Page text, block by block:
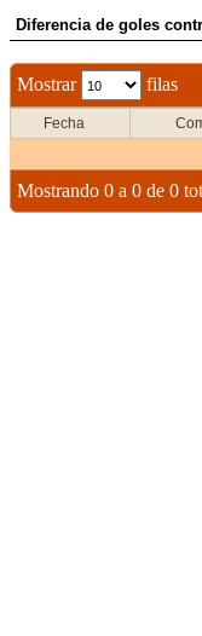
Diferencia de goles
Mostrar filas
Fecha
Mostrando 0 a 0 de 0